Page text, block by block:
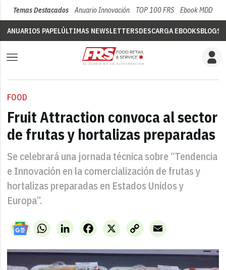
Temas Destacados Anuario Innovación TOP 100 FRS Ebook MDD
ANUARIOS PAPELÚLTIMAS NEWSLETTERSDESCARGA EBOOKSBLOGS
FOOD
Fruit Attraction convoca al sector
de frutas y hortalizas preparadas
Se celebrará una jornada técnica sobre “Tendencia
e Innovación en la comercialización de frutas y
hortalizas preparadas en Estados Unidos y
Europa”.
WhatsAppLinkedIn X
Facebook
Copy
Link
Email